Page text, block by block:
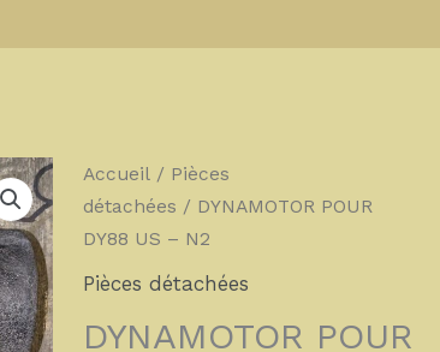
Accueil/ Pièces
détachées / DYNAMOTOR POUR
DY88 US – N2
Pièces détachées
DYNAMOTOR POUR
quantité
de
DYNAMOTOR
POUR
US